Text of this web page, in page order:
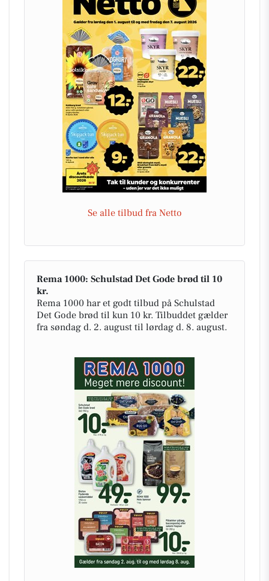
Se alle tilbud fra Netto
Rema 1000: Schulstad Det Gode brød til 10
kr.
Rema 1000 har et godt tilbud på Schulstad
Det Gode brød til kun 10 kr. Tilbuddet gælder
fra søndag d. 2. august til lørdag d. 8. august.